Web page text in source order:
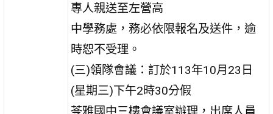
專人親送至左營高
中學務處，務必依限報名及送件，逾
時恕不受理。
(三)領隊會議：訂於113年10月23日
(星期三)下午2時30分假